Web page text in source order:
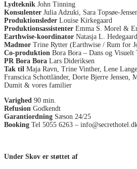
Lydteknik John Tinning
Konsulenter Julia Adzuki, Sara Topsøe-
Produktionsleder Louise Kirkegaard
Produktionsassistenter Emma S. Morel &
Earthwise-koordinator Natasja L. Hedegaard
Madmor Trine Rytter (Earthwise / Rum for
Co-produktion Bora Bora – Dans og Visuelt
PR Bora Bora Lars Dideriksen
Tak til Maja Ravn, Trine Vinther, Lene
Franscica Schottländer, Dorte Bjerre Jensen,
Dumit & vores familier
Varighed 90 min.
Refusion Godkendt
Garantiordning Sæson 24/25
Booking Tel 5055 6263 –
Under Skov er støttet af